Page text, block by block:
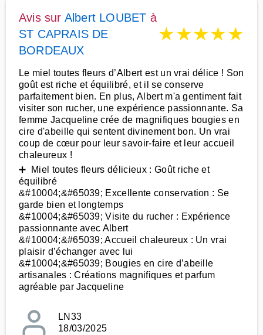
Avis sur Albert LOUBET à
ST CAPRAIS DE
BORDEAUX
★★★★★
Le miel toutes fleurs d’Albert est un vrai délice ! Son
goût est riche et équilibré, et il se conserve
parfaitement bien. En plus, Albert m'a gentiment fait
visiter son rucher, une expérience passionnante. Sa
femme Jacqueline crée de magnifiques bougies en
cire d'abeille qui sentent divinement bon. Un vrai
coup de cœur pour leur savoir-faire et leur accueil
chaleureux !
➕ Miel toutes fleurs délicieux : Goût riche et
équilibré
&#10004;&#65039; Excellente conservation : Se
garde bien et longtemps
&#10004;&#65039; Visite du rucher : Expérience
passionnante avec Albert
&#10004;&#65039; Accueil chaleureux : Un vrai
plaisir d’échanger avec lui
&#10004;&#65039; Bougies en cire d’abeille
artisanales : Créations magnifiques et parfum
agréable par Jacqueline
LN33
18/03/2025